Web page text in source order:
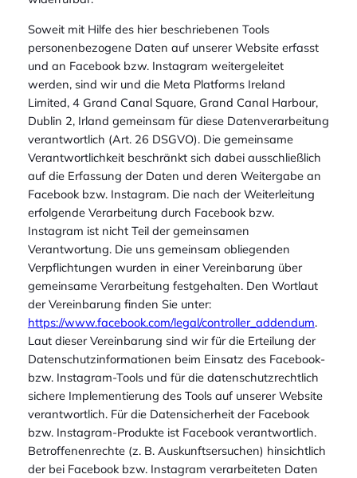
Soweit mit Hilfe des hier beschriebenen Tools
personenbezogene Daten auf unserer Website erfasst
und an Facebook bzw. Instagram weitergeleitet
werden, sind wir und die Meta Platforms Ireland
Limited, 4 Grand Canal Square, Grand Canal Harbour,
Dublin 2, Irland gemeinsam für diese Datenverarbeitung
verantwortlich (Art. 26 DSGVO). Die gemeinsame
Verantwortlichkeit beschränkt sich dabei ausschließlich
auf die Erfassung der Daten und deren Weitergabe an
Facebook bzw. Instagram. Die nach der Weiterleitung
erfolgende Verarbeitung durch Facebook bzw.
Instagram ist nicht Teil der gemeinsamen
Verantwortung. Die uns gemeinsam obliegenden
Verpflichtungen wurden in einer Vereinbarung über
gemeinsame Verarbeitung festgehalten. Den Wortlaut
der Vereinbarung finden Sie unter:
https://www.facebook.com/legal/controller_addendum.
Laut dieser Vereinbarung sind wir für die Erteilung der
Datenschutzinformationen beim Einsatz des Facebook-
bzw. Instagram-Tools und für die datenschutzrechtlich
sichere Implementierung des Tools auf unserer Website
verantwortlich. Für die Datensicherheit der Facebook
bzw. Instagram-Produkte ist Facebook verantwortlich.
Betroffenenrechte (z. B. Auskunftsersuchen) hinsichtlich
der bei Facebook bzw. Instagram verarbeiteten Daten